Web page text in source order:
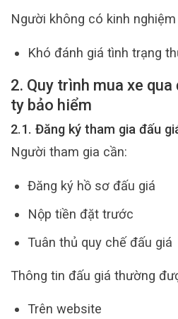
Người không có kinh
Khó đánh giá tình trạng
2. Quy trình mua xe
ty bảo hiểm
2.1. Đăng ký tham gia đấu
Người tham gia cần:
Đăng ký hồ sơ đấu giá
Nộp tiền đặt trước
Tuân thủ quy chế đấu giá
Thông tin đấu giá thường
Trên website